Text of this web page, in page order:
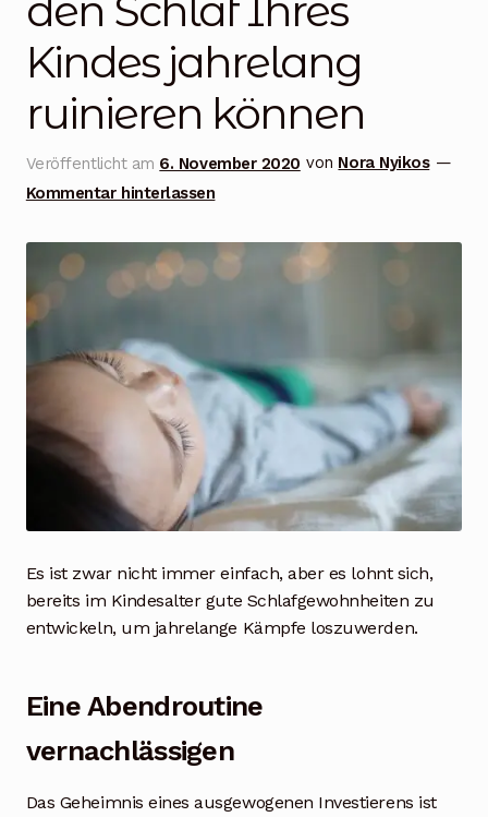
Blog
Über uns
Kontakt
Mein Konto
öffnen
den Schlaf Ihres
Kindes jahrelang
ruinieren können
Veröffentlicht am 6. November 2020 von Nora Nyikos —
Kommentar hinterlassen
Es ist zwar nicht immer einfach, aber es lohnt sich,
bereits im Kindesalter gute Schlafgewohnheiten zu
entwickeln, um jahrelange Kämpfe loszuwerden.
Eine Abendroutine
vernachlässigen
Das Geheimnis eines ausgewogenen Investierens ist